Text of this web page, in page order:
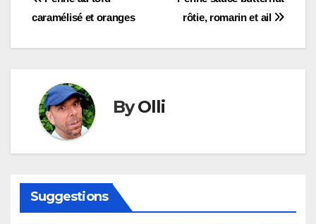
rôtie, romarin et ail
caramélisé et oranges
ByOlli
Suggestions